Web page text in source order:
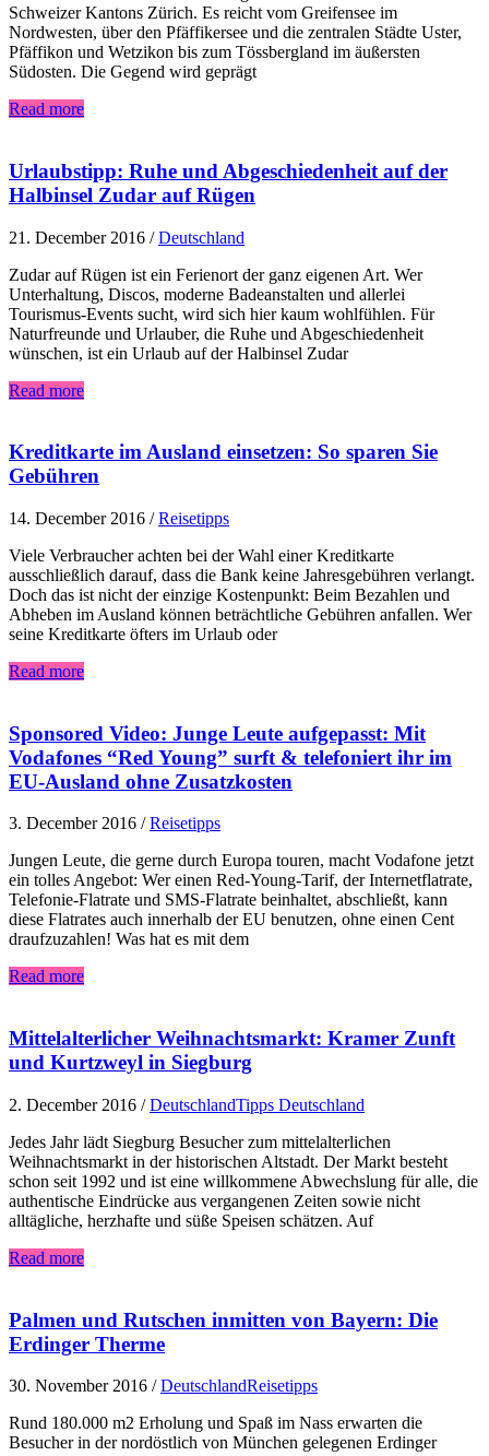
Schweizer Kantons Zürich. Es reicht vom Greifensee im
Nordwesten, über den Pfäffikersee und die zentralen Städte Uster,
Pfäffikon und Wetzikon bis zum Tössbergland im äußersten
Südosten. Die Gegend wird geprägt
Read more
Urlaubstipp: Ruhe und Abgeschiedenheit auf der
Halbinsel Zudar auf Rügen
21. December 2016 / Deutschland
Zudar auf Rügen ist ein Ferienort der ganz eigenen Art. Wer
Unterhaltung, Discos, moderne Badeanstalten und allerlei
Tourismus-Events sucht, wird sich hier kaum wohlfühlen. Für
Naturfreunde und Urlauber, die Ruhe und Abgeschiedenheit
wünschen, ist ein Urlaub auf der Halbinsel Zudar
Read more
Kreditkarte im Ausland einsetzen: So sparen Sie
Gebühren
14. December 2016 / Reisetipps
Viele Verbraucher achten bei der Wahl einer Kreditkarte
ausschließlich darauf, dass die Bank keine Jahresgebühren verlangt.
Doch das ist nicht der einzige Kostenpunkt: Beim Bezahlen und
Abheben im Ausland können beträchtliche Gebühren anfallen. Wer
seine Kreditkarte öfters im Urlaub oder
Read more
Sponsored Video: Junge Leute aufgepasst: Mit
Vodafones “Red Young” surft & telefoniert ihr im
EU-Ausland ohne Zusatzkosten
3. December 2016 / Reisetipps
Jungen Leute, die gerne durch Europa touren, macht Vodafone jetzt
ein tolles Angebot: Wer einen Red-Young-Tarif, der Internetflatrate,
Telefonie-Flatrate und SMS-Flatrate beinhaltet, abschließt, kann
diese Flatrates auch innerhalb der EU benutzen, ohne einen Cent
draufzuzahlen! Was hat es mit dem
Read more
Mittelalterlicher Weihnachtsmarkt: Kramer Zunft
und Kurtzweyl in Siegburg
2. December 2016 / DeutschlandTipps Deutschland
Jedes Jahr lädt Siegburg Besucher zum mittelalterlichen
Weihnachtsmarkt in der historischen Altstadt. Der Markt besteht
schon seit 1992 und ist eine willkommene Abwechslung für alle, die
authentische Eindrücke aus vergangenen Zeiten sowie nicht
alltägliche, herzhafte und süße Speisen schätzen. Auf
Read more
Palmen und Rutschen inmitten von Bayern: Die
Erdinger Therme
30. November 2016 / DeutschlandReisetipps
Rund 180.000 m2 Erholung und Spaß im Nass erwarten die
Besucher in der nordöstlich von München gelegenen Erdinger